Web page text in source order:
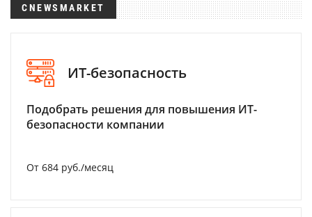
CNEWSMARKET
ИТ-безопасность
Подобрать решения для повышения ИТ-
безопасности компании
От 684 руб./месяц